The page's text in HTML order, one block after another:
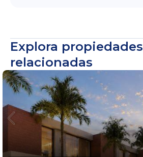
Explora propiedades
relacionadas